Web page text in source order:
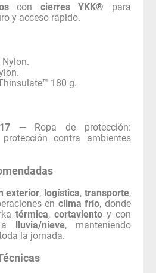
con cierres YKK® para
y acceso rápido.
Nylon.
180 g.
— Ropa de protección:
contra ambientes
exterior, logística, transporte,
en clima frío, donde
térmica, cortavientoy con
a lluvia/nieve, manteniendo
la jornada.